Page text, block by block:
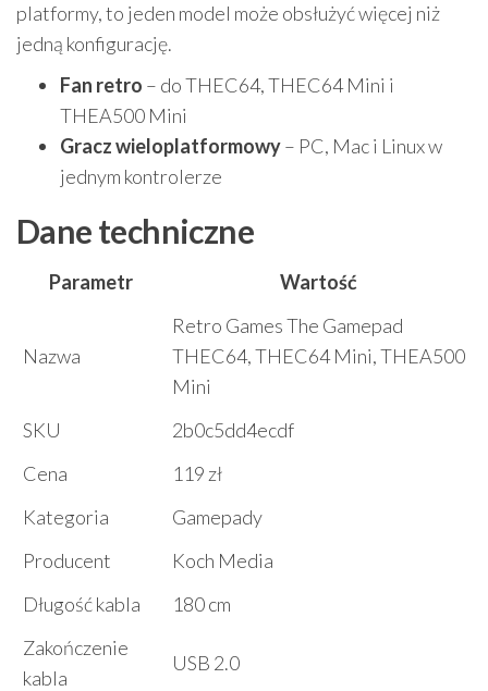
platformy, to jeden model może obsłużyć więcej niż
jedną konfigurację.
Fan retro – do THEC64, THEC64 Mini i
THEA500 Mini
Gracz wieloplatformowy– PC, Mac i Linux w
jednym kontrolerze
Dane techniczne
Parametr Wartość
Nazwa
Retro Games The Gamepad
THEC64, THEC64 Mini, THEA500
Mini
SKU
2b0c5dd4ecdf
Cena
119 zł
Kategoria
Gamepady
Producent
Koch Media
Długość kabla
180 cm
Zakończenie
kabla
USB 2.0